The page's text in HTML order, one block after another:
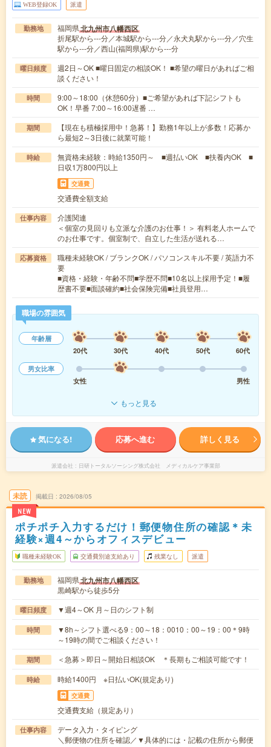
WEB登録OK 派遣
勤務地 福岡県北九州市八幡西区
折尾駅から---分／本城駅から---分／永犬丸駅から---分／穴生
駅から---分／西山(福岡県)駅から---分
曜日頻度
週2日～OK ■曜日固定の相談OK！ ■希望の曜日があればご相
談ください！
時間
9:00～18:00（休憩60分）■ご希望があれば下記シフトも
OK！早番 7:00～16:00遅番 …
期間
【現在も積極採用中！急募！】勤務1年以上が多数！応募か
ら最短2～3日後に就業可能！
時給
無資格未経験：時給1350円～ ■週払いOK ■扶養内OK ■
日収1万800円以上
交通費
交通費全額支給
仕事内容
介護関連
＜個室の見回りも立派な介護のお仕事！＞ 有料老人ホームで
のお仕事です。個室制で、自立した生活が送れる…
応募資格
職種未経験OK / ブランクOK / パソコンスキル不要 / 英語力不
要
■資格・経験・年齢不問■学歴不問■10名以上採用予定！■履
歴書不要■面談確約■社会保険完備■社員登用…
職場の雰囲気
年齢層
20代
30代 40代 50代
60代
男女比率
女性
男性
もっと見る
気になる! 応募へ進む 詳しく見る
派遣会社 日研トータルソーシング株式会社 メディカルケア事業部
未読
NEW
掲載日 2026/08/05
ポチポチ入力するだけ！郵便物住所の確認＊未
経験×週4～からオフィスデビュー
職種未経験OK 交通費別途支給あり 残業なし 派遣
勤務地 福岡県北九州市八幡西区
黒崎駅から徒歩5分
曜日頻度 ▼週4～OK 月～日のシフト制
時間
▼8h～シフト選べる9：00～18：0010：00～19：00＊9時
～19時の間でご相談ください！
期間 ＜急募＞即日～開始日相談OK ＊長期もご相談可能です！
時給 時給1400円 ※日払いOK(規定あり)
交通費
交通費支給（規定あり）
仕事内容
データ入力・タイピング
＼郵便物の住所を確認／▼具体的には・記載の住所から郵便